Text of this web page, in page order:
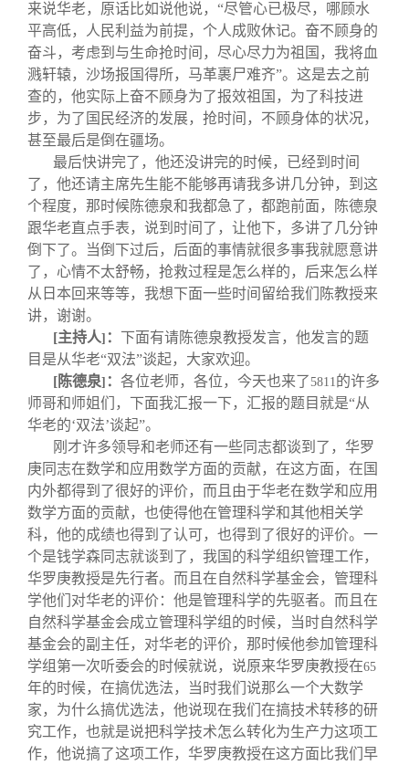
来说华老，原话比如说他说，“尽管心已极尽，哪顾水
平高低，人民利益为前提，个人成败休记。奋不顾身的
奋斗，考虑到与生命抢时间，尽心尽力为祖国，我将血
溅轩辕，沙场报国得所，马革裹尸难齐”。这是去之前
查的，他实际上奋不顾身为了报效祖国，为了科技进
步，为了国民经济的发展，抢时间，不顾身体的状况，
甚至最后是倒在疆场。
最后快讲完了，他还没讲完的时候，已经到时间
了，他还请主席先生能不能够再请我多讲几分钟，到这
个程度，那时候陈德泉和我都急了，都跑前面，陈德泉
跟华老直点手表，说到时间了，让他下，多讲了几分钟
倒下了。当倒下过后，后面的事情就很多事我就愿意讲
了，心情不太舒畅，抢救过程是怎么样的，后来怎么样
从日本回来等等，我想下面一些时间留给我们陈教授来
讲，谢谢。
[主持人] ： 下面有请陈德泉教授发言，他发言的题
目是从华老“双法”谈起，大家欢迎。
[陈德泉] ： 各位老师，各位，今天也来了5811的许多
师哥和师姐们，下面我汇报一下，汇报的题目就是“从
华老的‘双法’谈起”。
刚才许多领导和老师还有一些同志都谈到了，华罗
庚同志在数学和应用数学方面的贡献，在这方面，在国
内外都得到了很好的评价，而且由于华老在数学和应用
数学方面的贡献，也使得他在管理科学和其他相关学
科，他的成绩也得到了认可，也得到了很好的评价。一
个是钱学森同志就谈到了，我国的科学组织管理工作，
华罗庚教授是先行者。而且在自然科学基金会，管理科
学他们对华老的评价：他是管理科学的先驱者。而且在
自然科学基金会成立管理科学组的时候，当时自然科学
基金会的副主任，对华老的评价，那时候他参加管理科
学组第一次听委会的时候就说，说原来华罗庚教授在65
年的时候，在搞优选法，当时我们说那么一个大数学
家，为什么搞优选法，他说现在我们在搞技术转移的研
究工作，也就是说把科学技术怎么转化为生产力这项工
作，他说搞了这项工作，华罗庚教授在这方面比我们早